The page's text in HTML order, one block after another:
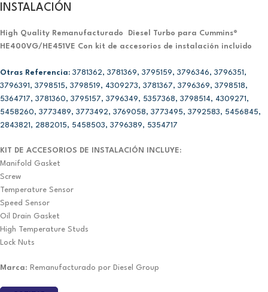
INSTALACIÓN
High Quality Remanufacturado Diesel Turbo para Cummins®
HE400VG/HE451VE Con kit de accesorios de instalación incluido
Otras Referencia: 3781362, 3781369, 3795159, 3796346, 3796351,
3796391, 3798515, 3798519, 4309273, 3781367, 3796369, 3798518,
5364717, 3781360, 3795157, 3796349, 5357368, 3798514, 4309271,
5458260, 3773489, 3773492, 3769058, 3773495, 3792583, 5456845,
2843821, 2882015, 5458503, 3796389, 5354717
KIT DE ACCESORIOS DE INSTALACIÓN INCLUYE:
Manifold Gasket
Screw
Temperature Sensor
Speed Sensor
Oil Drain Gasket
High Temperature Studs
Lock Nuts
Marca: Remanufacturado por Diesel Group